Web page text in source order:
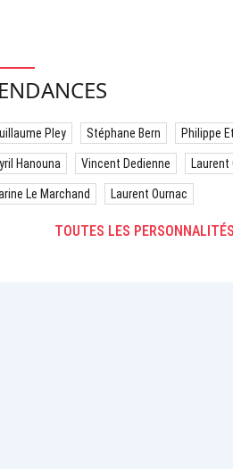
Pley Stéphane Bern Philippe
Hanouna Vincent Dedienne Laurent
Le Marchand Laurent Ournac
TOUTES LES PERSONNALITÉS